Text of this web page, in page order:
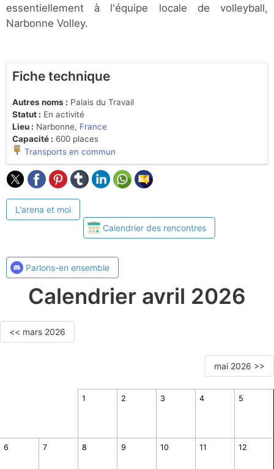
essentiellement à l'équipe locale de volleyball,
Narbonne Volley.
Fiche technique
Autres noms : Palais du Travail
Statut : En activité
Lieu : Narbonne, France
Capacité : 600 places
Transports en commun
L'arena et moi
Calendrier des rencontres
Parlons-en ensemble
Calendrier avril 2026
<< mars 2026
mai 2026 >>
1 2 3 4 5
6 7 8 9 10 11 12